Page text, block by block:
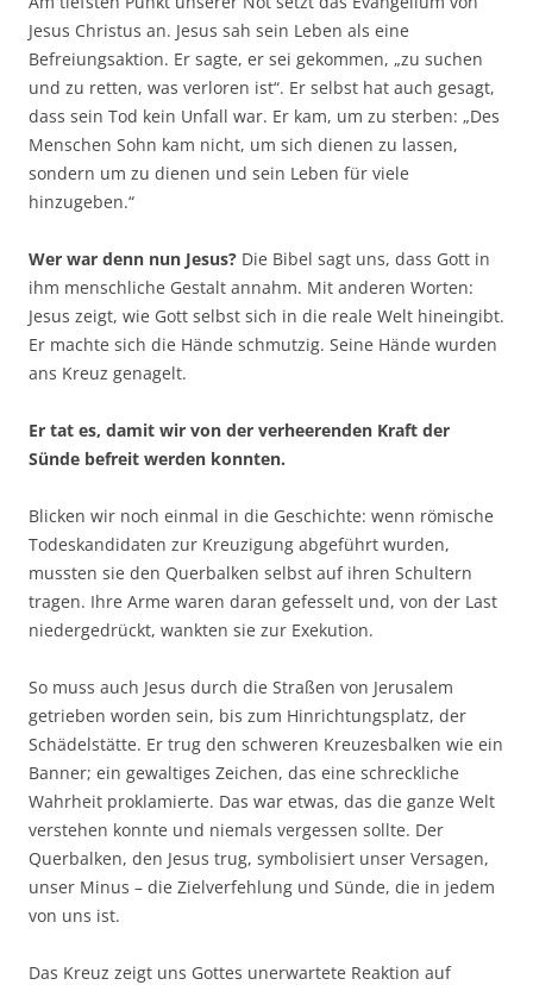
Jesus Christus an. Jesus sah sein Leben als eine
Befreiungsaktion. Er sagte, er sei gekommen, „zu suchen
und zu retten, was verloren ist“. Er selbst hat auch gesagt,
dass sein Tod kein Unfall war. Er kam, um zu sterben: „Des
Menschen Sohn kam nicht, um sich dienen zu lassen,
sondern um zu dienen und sein Leben für viele
hinzugeben.“
Wer war denn nun Jesus? Die Bibel sagt uns, dass Gott in
ihm menschliche Gestalt annahm. Mit anderen Worten:
Jesus zeigt, wie Gott selbst sich in die reale Welt hineingibt.
Er machte sich die Hände schmutzig. Seine Hände wurden
ans Kreuz genagelt.
Er tat es, damit wir von der verheerenden Kraft der
Sünde befreit werden konnten.
Blicken wir noch einmal in die Geschichte: wenn römische
Todeskandidaten zur Kreuzigung abgeführt wurden,
mussten sie den Querbalken selbst auf ihren Schultern
tragen. Ihre Arme waren daran gefesselt und, von der Last
niedergedrückt, wankten sie zur Exekution.
So muss auch Jesus durch die Straßen von Jerusalem
getrieben worden sein, bis zum Hinrichtungsplatz, der
Schädelstätte. Er trug den schweren Kreuzesbalken wie ein
Banner; ein gewaltiges Zeichen, das eine schreckliche
Wahrheit proklamierte. Das war etwas, das die ganze Welt
verstehen konnte und niemals vergessen sollte. Der
Querbalken, den Jesus trug, symbolisiert unser Versagen,
unser Minus – die Zielverfehlung und Sünde, die in jedem
von uns ist.
Das Kreuz zeigt uns Gottes unerwartete Reaktion auf